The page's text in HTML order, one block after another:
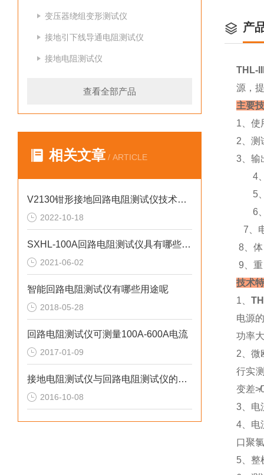
变压器绕组变形测试仪
接地引下线导通电阻测试仪
接地电阻测试仪
查看全部产品
相关文章 / ARTICLE
V2130钳形接地回路电阻测试仪技术参数
2022-10-18
SXHL-100A回路电阻测试仪具有哪些*性
2021-06-02
智能回路电阻测试仪有哪些用途呢
2018-05-28
回路电阻测试仪可测量100A-600A电流
2017-01-09
接地电阻测试仪与回路电阻测试仪的区别
2016-10-08
产
THL-
源，
主要
1、
2、测
3、输
4、
5、
6、
7、
8、
9、
技术
1、
电源
功率
2、微
行实
变差
3、电
4、电
口聚
5、整